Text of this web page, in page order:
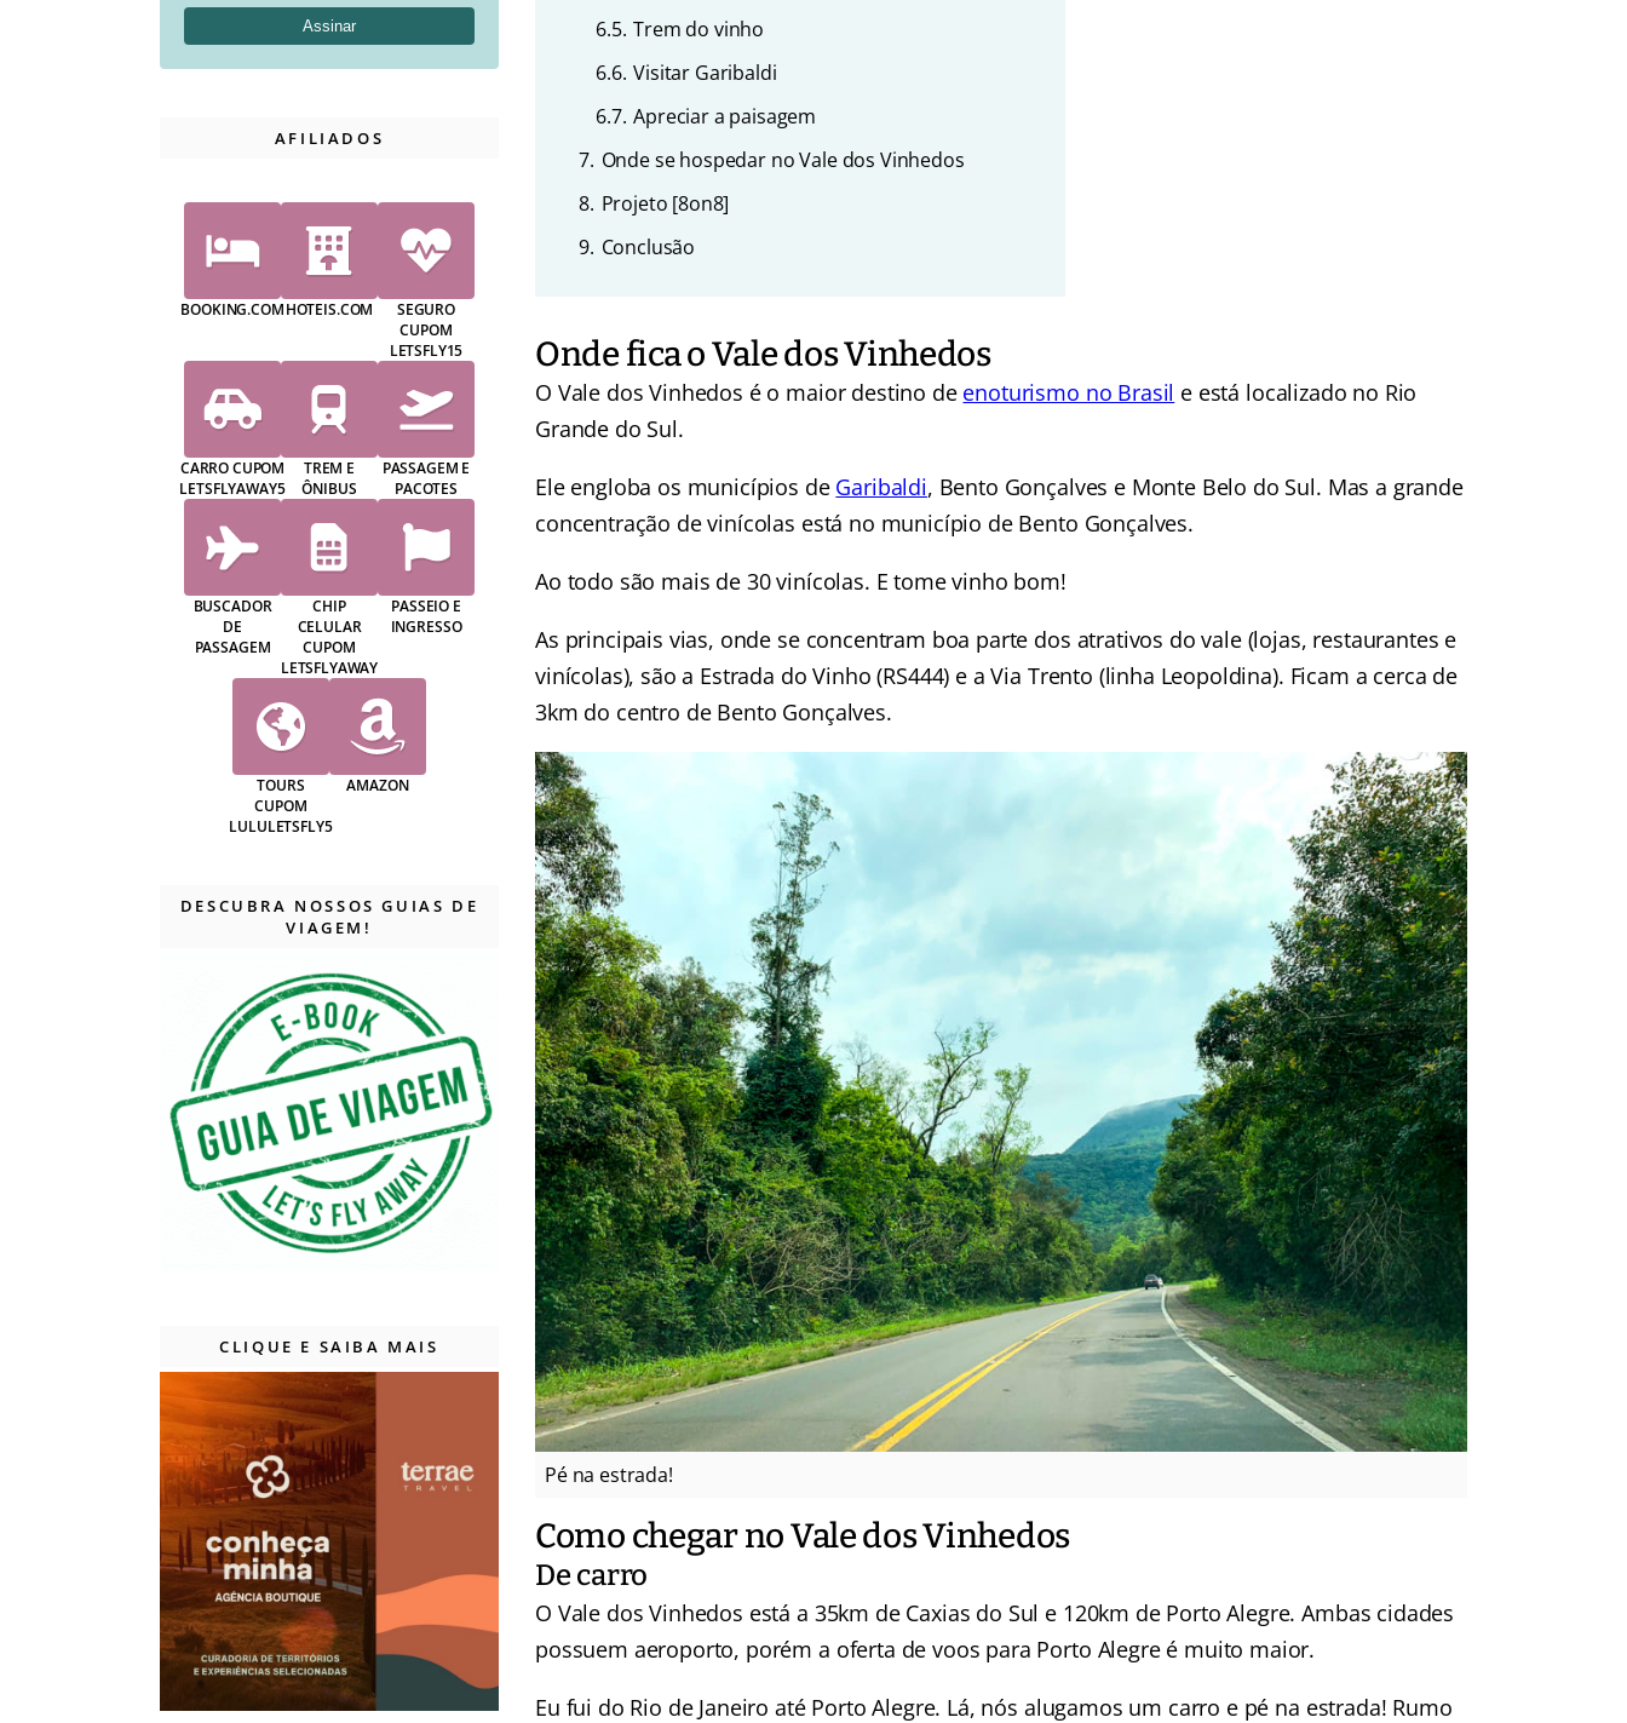
6.5. Trem do vinho
6.6. Visitar Garibaldi
6.7. Apreciar a paisagem
7. Onde se hospedar no Vale dos Vinhedos
8. Projeto [8on8]
9. Conclusão
Onde fica o Vale dos Vinhedos
O Vale dos Vinhedos é o maior destino de enoturismo no Brasil e está localizado no Rio
Grande do Sul.
Ele engloba os municípios de Garibaldi, Bento Gonçalves e Monte Belo do Sul. Mas a grande
concentração de vinícolas está no município de Bento Gonçalves.
Ao todo são mais de 30 vinícolas. E tome vinho bom!
As principais vias, onde se concentram boa parte dos atrativos do vale (lojas, restaurantes e
vinícolas), são a Estrada do Vinho (RS444) e a Via Trento (linha Leopoldina). Ficam a cerca de
3km do centro de Bento Gonçalves.
Pé na estrada!
Como chegar no Vale dos Vinhedos
De carro
O Vale dos Vinhedos está a 35km de Caxias do Sul e 120km de Porto Alegre. Ambas cidades
possuem aeroporto, porém a oferta de voos para Porto Alegre é muito maior.
Eu fui do Rio de Janeiro até Porto Alegre. Lá, nós alugamos um carro e pé na estrada! Rumo
AFILIADOS
BOOKING.COMHOTEIS.COM
SEGURO
CUPOM
LETSFLY15
CARRO CUPOM
LETSFLYAWAY5
TREM E
ÔNIBUS
PASSAGEM E
PACOTES
BUSCADOR
DE
PASSAGEM
CHIP
CELULAR
CUPOM
LETSFLYAWAY
PASSEIO E
INGRESSO
TOURS
CUPOM
LULULETSFLY5
AMAZON
DESCUBRA NOSSOS GUIAS DE
VIAGEM!
CLIQUE E SAIBA MAIS